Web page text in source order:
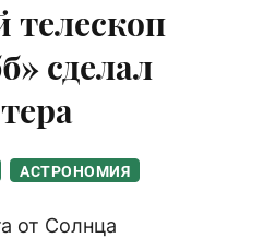
телескоп
сделал
АСТРОНОМИЯ
от Солнца